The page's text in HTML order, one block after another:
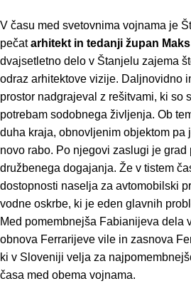
V času med svetovnima vojnama je
pečatarhitekt in tedanji župan
dvajsetletno delo v Štanjelu zajema
odraz arhitektove vizije. Daljnovidno
prostor nadgrajeval z rešitvami, ki so
potrebam sodobnega življenja. Ob
duha kraja, obnovljenim objektom pa
novo rabo. Po njegovi zaslugi je grad
družbenega dogajanja. Že v tistem
dostopnosti naselja za avtomobilski
vodne oskrbe, ki je eden glavnih
Med pomembnejša Fabianijeva dela
obnova Ferrarijeve vile in zasnova
ki v Sloveniji velja za
časa med obema vojnama.